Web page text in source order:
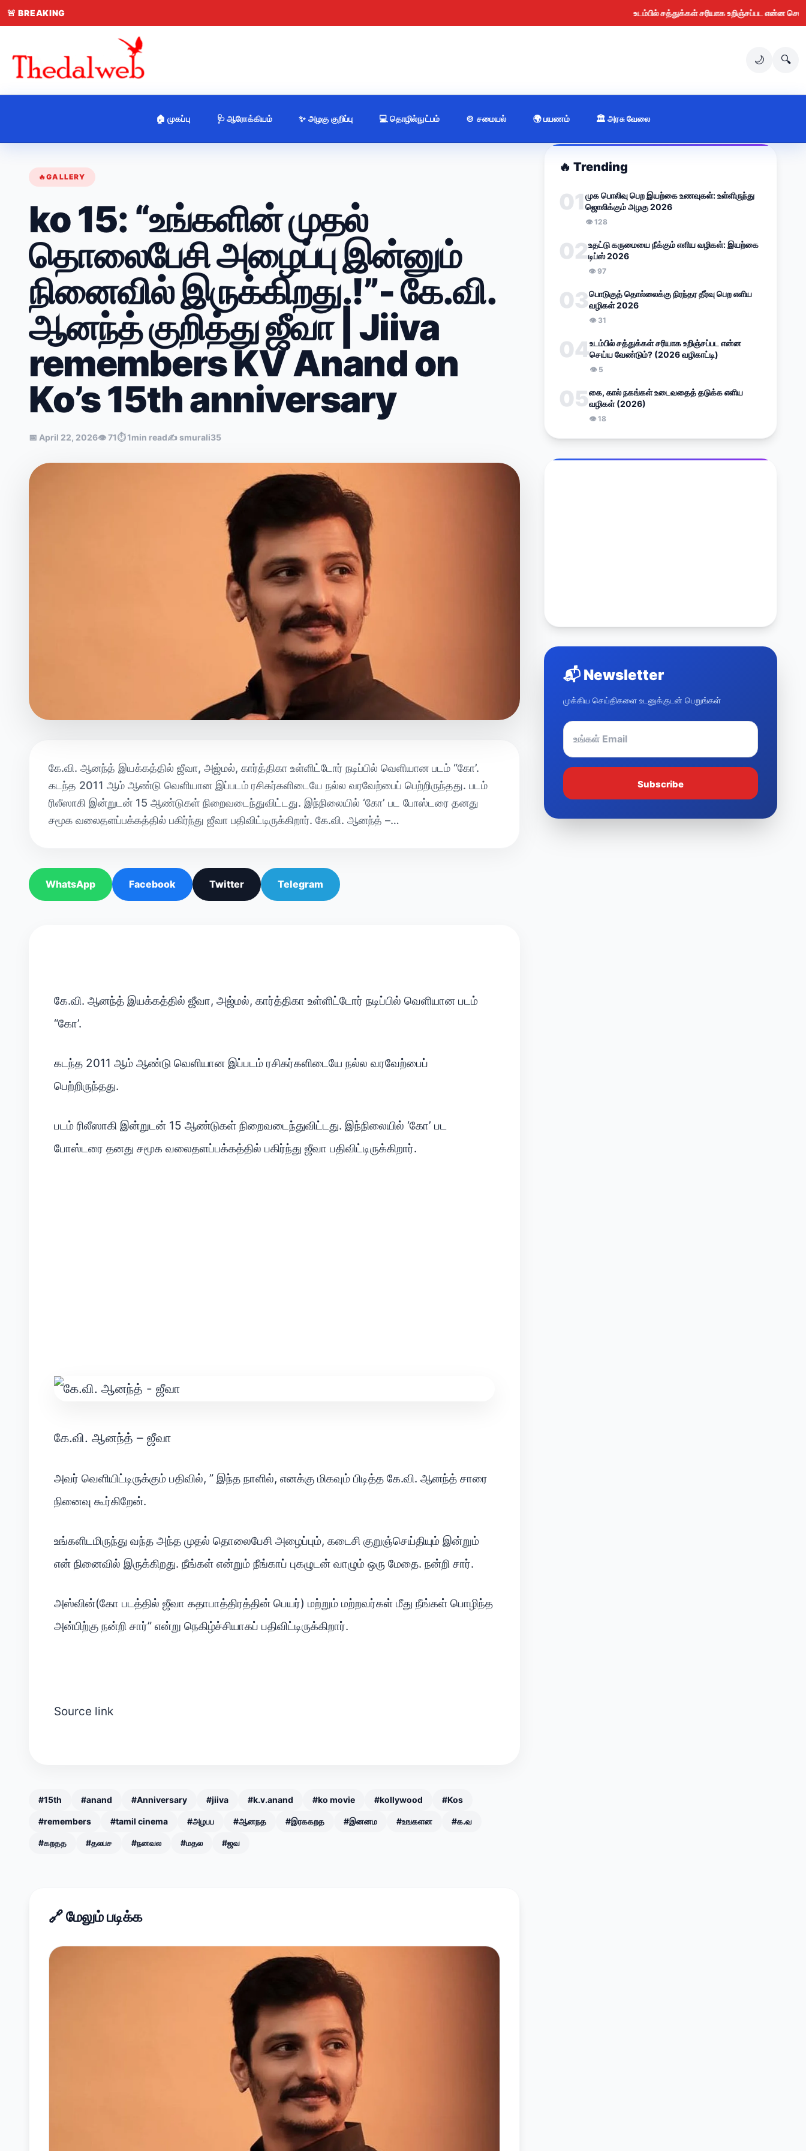
🚨BREAKING உடம்பில் சத்துக்கள் சரியாக உறிஞ்சப்பட என்ன செய்ய
🌙 🔍
🏠 முகப்பு 🩺 ஆரோக்கியம் ✨ அழகு குறிப்பு 💻 தொழில்நுட்பம் 🍲 சமையல் 🌍 பயணம் 🏛️ அரசு வேலை
🔥GALLERY
ko 15: “உங்களின் முதல்
தொலைபேசி அழைப்பு இன்னும்
நினைவில் இருக்கிறது.!”- கே.வி.
ஆனந்த் குறித்து ஜீவா | Jiiva
remembers KV Anand on
Ko’s 15th anniversary
📅 April 22, 2026👁71⏱1min read✍️ smurali35
கே.வி. ஆனந்த் இயக்கத்தில் ஜீவா, அஜ்மல், கார்த்திகா உள்ளிட்டோர் நடிப்பில் வெளியான படம் “கோ’.
கடந்த 2011 ஆம் ஆண்டு வெளியான இப்படம் ரசிகர்களிடையே நல்ல வரவேற்பைப் பெற்றிருந்தது. படம்
ரிலீஸாகி இன்றுடன் 15 ஆண்டுகள் நிறைவடைந்துவிட்டது. இந்நிலையில் ‘கோ’ பட போஸ்டரை தனது
சமூக வலைதளப்பக்கத்தில் பகிர்ந்து ஜீவா பதிவிட்டிருக்கிறார். கே.வி. ஆனந்த் –…
WhatsApp Facebook Twitter Telegram
கே.வி. ஆனந்த் இயக்கத்தில் ஜீவா, அஜ்மல், கார்த்திகா உள்ளிட்டோர் நடிப்பில் வெளியான படம்
“கோ’.
கடந்த 2011 ஆம் ஆண்டு வெளியான இப்படம் ரசிகர்களிடையே நல்ல வரவேற்பைப்
பெற்றிருந்தது.
படம் ரிலீஸாகி இன்றுடன் 15 ஆண்டுகள் நிறைவடைந்துவிட்டது. இந்நிலையில் ‘கோ’ பட
போஸ்டரை தனது சமூக வலைதளப்பக்கத்தில் பகிர்ந்து ஜீவா பதிவிட்டிருக்கிறார்.
கே.வி. ஆனந்த் – ஜீவா
அவர் வெளியிட்டிருக்கும் பதிவில், ” இந்த நாளில், எனக்கு மிகவும் பிடித்த கே.வி. ஆனந்த் சாரை
நினைவு கூர்கிறேன்.
உங்களிடமிருந்து வந்த அந்த முதல் தொலைபேசி அழைப்பும், கடைசி குறுஞ்செய்தியும் இன்றும்
என் நினைவில் இருக்கிறது. நீங்கள் என்றும் நீங்காப் புகழுடன் வாழும் ஒரு மேதை. நன்றி சார்.
அஸ்வின்(கோ படத்தில் ஜீவா கதாபாத்திரத்தின் பெயர்) மற்றும் மற்றவர்கள் மீது நீங்கள் பொழிந்த
அன்பிற்கு நன்றி சார்” என்று நெகிழ்ச்சியாகப் பதிவிட்டிருக்கிறார்.
Source link
#15th #anand #Anniversary #jiiva #k.v.anand #ko movie #kollywood #Kos
#remembers #tamil cinema #அழபப #ஆனநத #இரககறத #இனனம #உஙகளன #க.வ
#கறதத #தலபச #நனவல #மதல #ஜவ
🔗மேலும் படிக்க
🔥 Trending
01 முக பொலிவு பெற இயற்கை உணவுகள்: உள்ளிருந்து
ஜொலிக்கும் அழகு 2026
👁128
02உதட்டு கருமையை நீக்கும் எளிய வழிகள்: இயற்கை
டிப்ஸ் 2026
👁97
03பொடுகுத் தொல்லைக்கு நிரந்தர தீர்வு பெற எளிய
வழிகள் 2026
👁31
04உடம்பில் சத்துக்கள் சரியாக உறிஞ்சப்பட என்ன
செய்ய வேண்டும்? (2026 வழிகாட்டி)
👁5
05கை, கால் நகங்கள் உடைவதைத் தடுக்க எளிய
வழிகள் (2026)
👁18
📬 Newsletter
முக்கிய செய்திகளை உடனுக்குடன் பெறுங்கள்
Subscribe